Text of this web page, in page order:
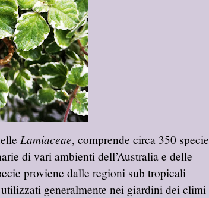
Lamiaceae, comprende circa 350 specie
di vari ambienti dell’Australia e delle
proviene dalle regioni sub tropicali
generalmente nei giardini dei climi